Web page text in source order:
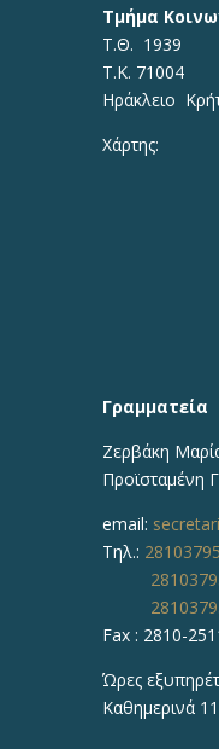
Τμήμα
Τ.Θ. 1939
Τ.Κ. 71004
Ηράκλειο
Χάρτης:
Γραμματεία
Ζερβάκη
Προϊσταμένη
email:
Τηλ.:
Fax : 2810-
Ώρες
Καθημερινά